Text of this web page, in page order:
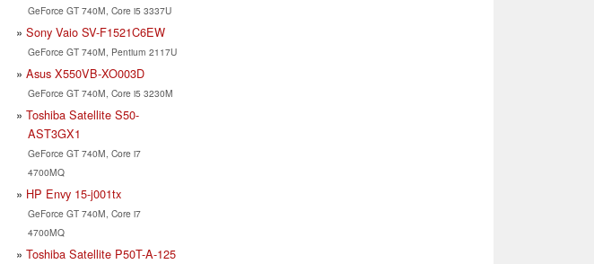
GeForce GT 740M, Core i5 3337U
Sony Vaio SV-F1521C6EW
GeForce GT 740M, Pentium 2117U
Asus X550VB-XO003D
GeForce GT 740M, Core i5 3230M
Toshiba Satellite S50-
AST3GX1
GeForce GT 740M, Core i7
4700MQ
HP Envy 15-j001tx
GeForce GT 740M, Core i7
4700MQ
Toshiba Satellite P50T-A-125